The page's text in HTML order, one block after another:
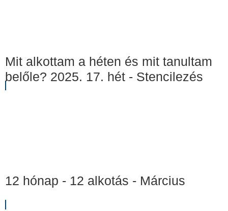
Mit alkottam a héten és mit tanultam
belőle? 2025. 17. hét - Stencilezés
12 hónap - 12 alkotás - Március